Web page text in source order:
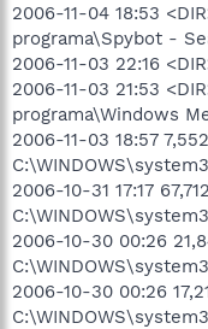
2006-11-04 18:53
programa\Spybot -
2006-11-03 22:16
2006-11-03 21:53
programa\Windows
2006-11-03 18:57
2006-10-31 17:17
2006-10-30 00:26
2006-10-30 00:26